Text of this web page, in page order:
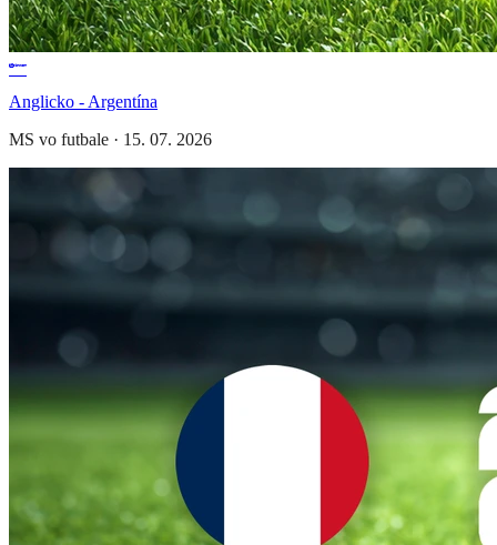
Anglicko - Argentína
MS vo futbale · 15. 07. 2026